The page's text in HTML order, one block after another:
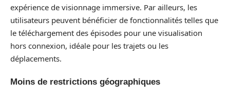
expérience de visionnage immersive. Par ailleurs, les
utilisateurs peuvent bénéficier de fonctionnalités telles que
le téléchargement des épisodes pour une visualisation
hors connexion, idéale pour les trajets ou les
déplacements.
Moins de restrictions géographiques